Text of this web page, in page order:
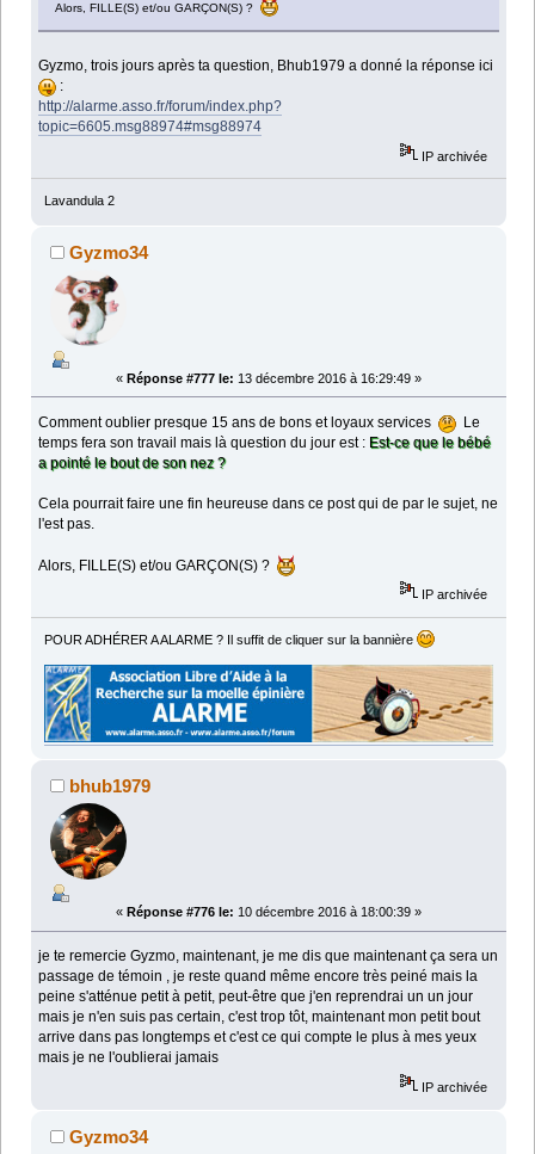
Alors, FILLE(S) et/ou GARÇON(S) ?
Gyzmo, trois jours après ta question, Bhub1979 a donné la réponse ici
:
http://alarme.asso.fr/forum/index.php?
topic=6605.msg88974#msg88974
IP archivée
Lavandula 2
Gyzmo34
« Réponse #777 le: 13 décembre 2016 à 16:29:49 »
Comment oublier presque 15 ans de bons et loyaux services
Le
temps fera son travail mais là question du jour est : Est-ce que le bébé
a pointé le bout de son nez ?
Cela pourrait faire une fin heureuse dans ce post qui de par le sujet, ne
l'est pas.
Alors, FILLE(S) et/ou GARÇON(S) ?
IP archivée
POUR ADHÉRER A ALARME ? Il suffit de cliquer sur la bannière
bhub1979
« Réponse #776 le: 10 décembre 2016 à 18:00:39 »
je te remercie Gyzmo, maintenant, je me dis que maintenant ça sera un
passage de témoin , je reste quand même encore très peiné mais la
peine s'atténue petit à petit, peut-être que j'en reprendrai un un jour
mais je n'en suis pas certain, c'est trop tôt, maintenant mon petit bout
arrive dans pas longtemps et c'est ce qui compte le plus à mes yeux
mais je ne l'oublierai jamais
IP archivée
Gyzmo34